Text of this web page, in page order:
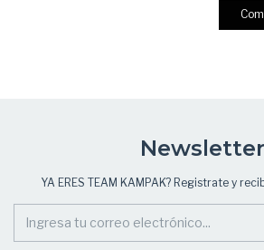
Newsletter
YA ERES TEAM KAMPAK? Registrate y